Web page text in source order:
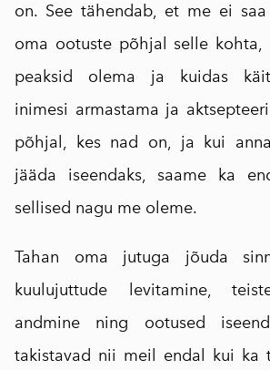
on. See tähendab, et me ei
oma ootuste põhjal selle kohta,
peaksid olema ja kuidas
inimesi armastama ja
põhjal, kes nad on, ja kui
jääda iseendaks, saame ka
sellised nagu me oleme.
Tahan oma jutuga jõuda
kuulujuttude levitamine,
andmine ning ootused
takistavad nii meil endal kui ka